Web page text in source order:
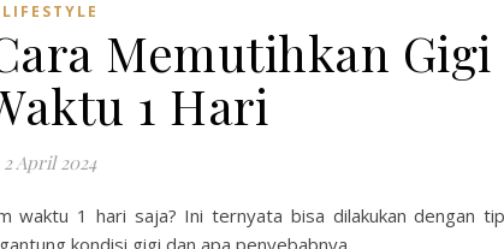
LIFESTYLE
Memutihkan Gigi
1 Hari
2 April 2024
waktu 1 hari saja? Ini ternyata bisa dilakukan dengan